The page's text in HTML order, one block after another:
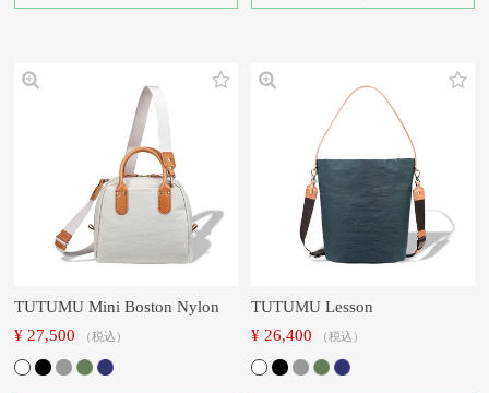
TUTUMU Mini Boston Nylon
¥ 27,500 税込
TUTUMU Lesson
¥ 26,400 税込